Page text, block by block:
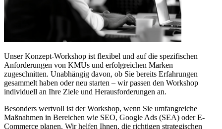
Unser Konzept-Workshop ist flexibel und auf die spezifischen
Anforderungen von KMUs und erfolgreichen Marken
zugeschnitten. Unabhängig davon, ob Sie bereits Erfahrungen
gesammelt haben oder neu starten – wir passen den Workshop
individuell an Ihre Ziele und Herausforderungen an.
Besonders wertvoll ist der Workshop, wenn Sie umfangreiche
Maßnahmen in Bereichen wie SEO, Google Ads (SEA) oder E-
Commerce planen. Wir helfen Ihnen, die richtigen strategischen